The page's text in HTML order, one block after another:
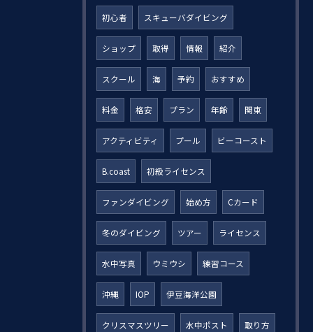
初心者 スキューバダイビング
ショップ 取得 情報 紹介
スクール 海 予約 おすすめ
料金 格安 プラン 年齢 関東
アクティビティ プール ビーコースト
B.coast 初級ライセンス
ファンダイビング 始め方 Cカード
冬のダイビング ツアー ライセンス
水中写真 ウミウシ 練習コース
沖縄 IOP 伊豆海洋公園
クリスマスツリー 水中ポスト 取り方